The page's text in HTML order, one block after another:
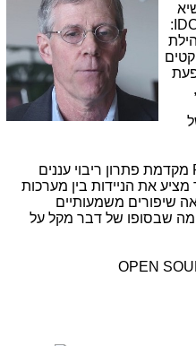
:
מקדמת פתרון ריבוי עננים
מציע את הניידות בין מערכות
שיפורים משמעותיים
מה שבסופו של דבר מקל על